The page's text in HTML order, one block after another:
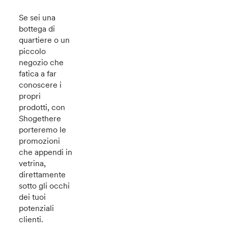
Se sei una
bottega di
quartiere o un
piccolo
negozio che
fatica a far
conoscere i
propri
prodotti, con
Shogethere
porteremo le
promozioni
che appendi in
vetrina,
direttamente
sotto gli occhi
dei tuoi
potenziali
clienti.